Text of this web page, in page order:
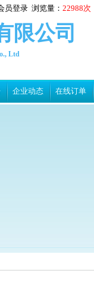
员登录 浏览量： 22988次
限公司
Ltd
企业动态 在线订单